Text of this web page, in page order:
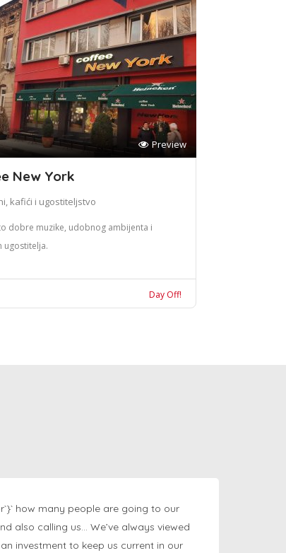
Preview
New York
kafići i ugostiteljstvo
dobre muzike, udobnog ambijenta i
ugostitelja.
Day Off!
how many people are going to our
also calling us… We’ve always viewed
investment to keep us current in our